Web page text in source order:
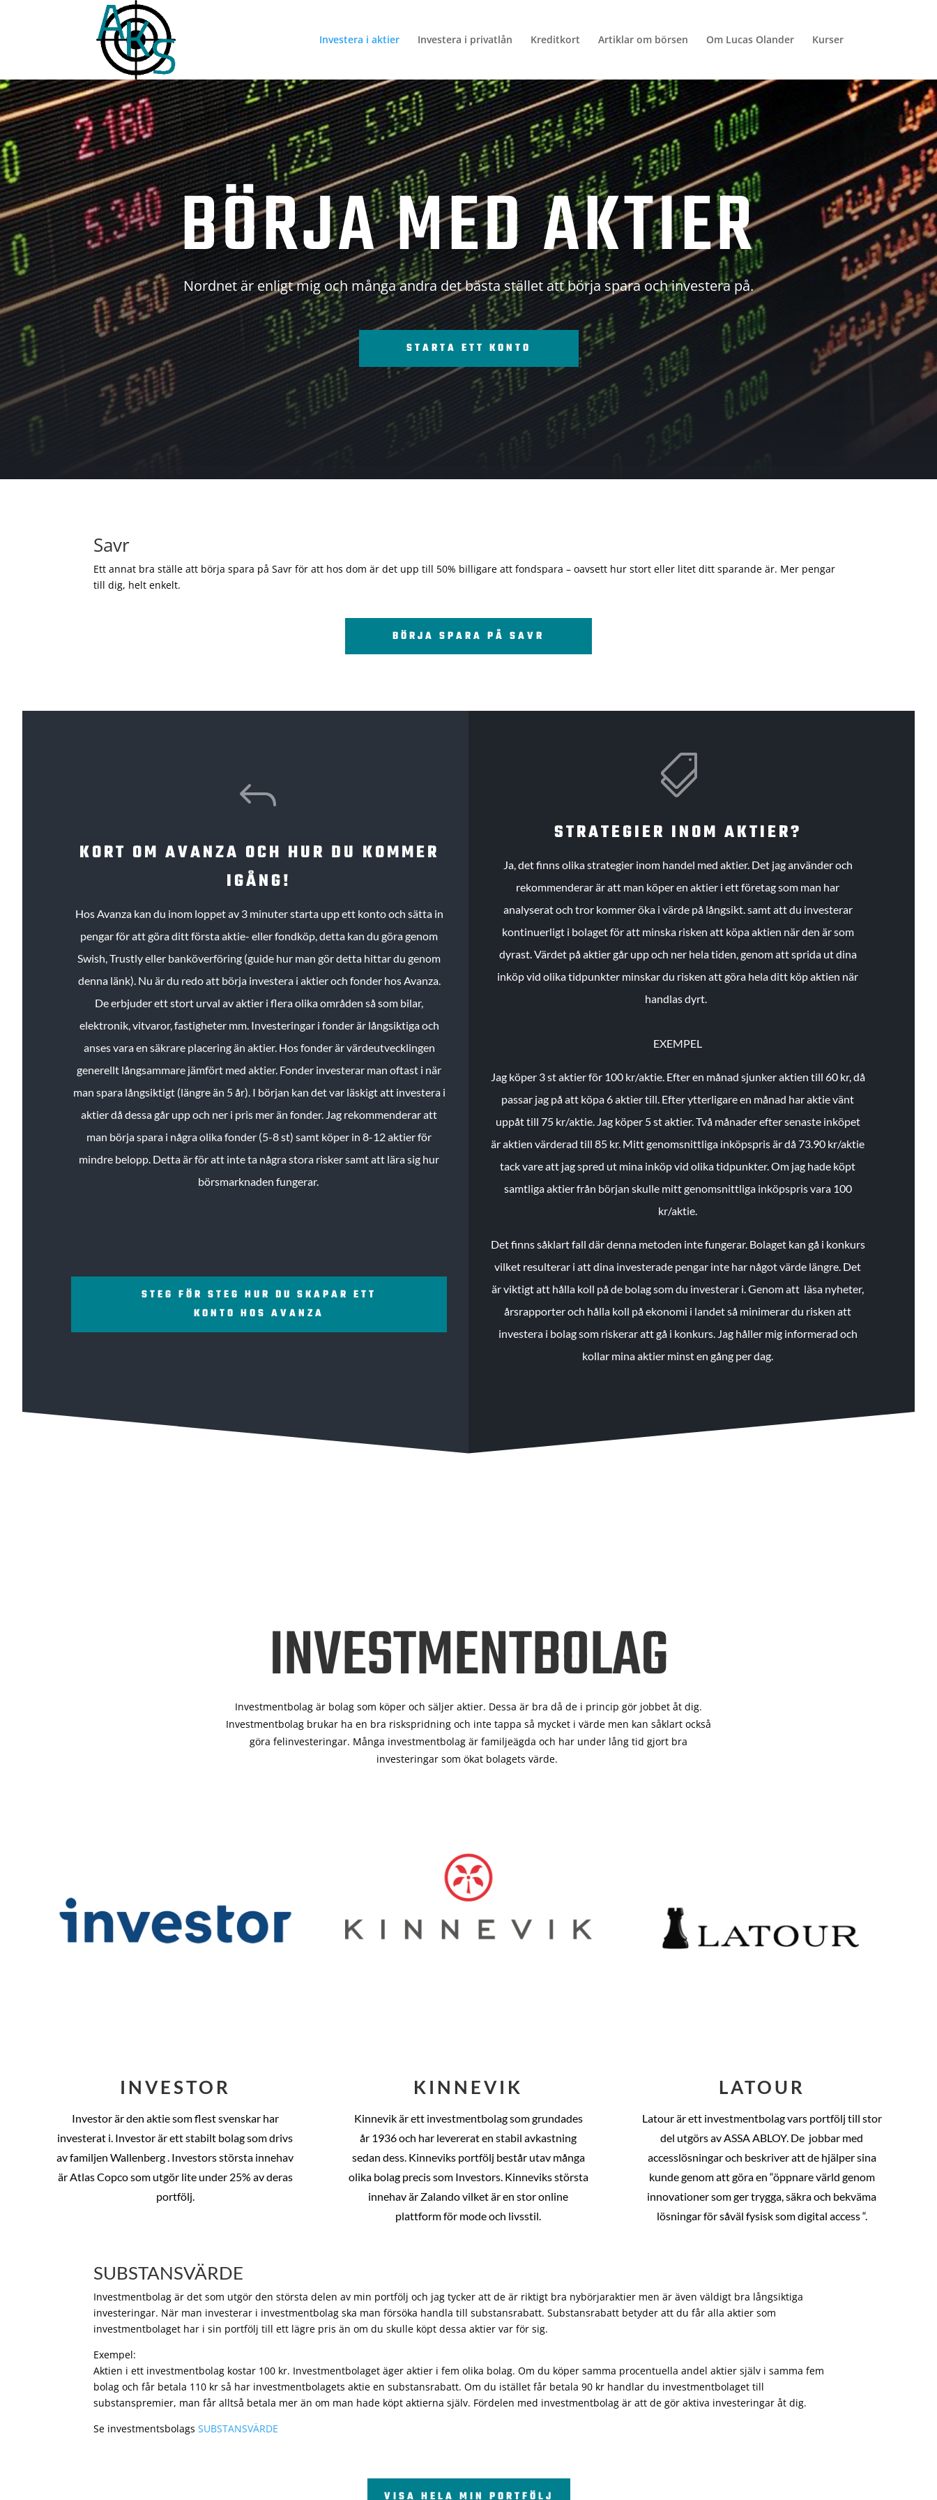
Investera i aktier Investera i privatlån Kreditkort Artiklar om börsen Om Lucas Olander Kurser
BÖRJA MED AKTIER
Nordnet är enligt mig och många andra det bästa stället att börja spara och investera på.
STARTA ETT KONTO
Savr
Ett annat bra ställe att börja spara på Savr för att hos dom är det upp till 50% billigare att fondspara – oavsett hur stort eller litet ditt sparande är. Mer pengar
till dig, helt enkelt.
BÖRJA SPARA PÅ SAVR
J
KORT OM AVANZA OCH HUR DU KOMMER
IGÅNG!
Hos Avanza kan du inom loppet av 3 minuter starta upp ett konto och sätta in
pengar för att göra ditt första aktie- eller fondköp, detta kan du göra genom
Swish, Trustly eller banköverföring (guide hur man gör detta hittar du genom
denna länk). Nu är du redo att börja investera i aktier och fonder hos Avanza.
De erbjuder ett stort urval av aktier i flera olika områden så som bilar,
elektronik, vitvaror, fastigheter mm. Investeringar i fonder är långsiktiga och
anses vara en säkrare placering än aktier. Hos fonder är värdeutvecklingen
generellt långsammare jämfört med aktier. Fonder investerar man oftast i när
man spara långsiktigt (längre än 5 år). I början kan det var läskigt att investera i
aktier då dessa går upp och ner i pris mer än fonder. Jag rekommenderar att
man börja spara i några olika fonder (5-8 st) samt köper in 8-12 aktier för
mindre belopp. Detta är för att inte ta några stora risker samt att lära sig hur
börsmarknaden fungerar.
STEG FÖR STEG HUR DU SKAPAR ETT
KONTO HOS AVANZA

STRATEGIER INOM AKTIER?
Ja, det finns olika strategier inom handel med aktier. Det jag använder och
rekommenderar är att man köper en aktier i ett företag som man har
analyserat och tror kommer öka i värde på långsikt. samt att du investerar
kontinuerligt i bolaget för att minska risken att köpa aktien när den är som
dyrast. Värdet på aktier går upp och ner hela tiden, genom att sprida ut dina
inköp vid olika tidpunkter minskar du risken att göra hela ditt köp aktien när
handlas dyrt.
EXEMPEL
Jag köper 3 st aktier för 100 kr/aktie. Efter en månad sjunker aktien till 60 kr, då
passar jag på att köpa 6 aktier till. Efter ytterligare en månad har aktie vänt
uppåt till 75 kr/aktie. Jag köper 5 st aktier.Två månader efter senaste inköpet
är aktien värderad till 85 kr. Mitt genomsnittliga inköpspris är då 73.90 kr/aktie
tack vare att jag spred ut mina inköp vid olika tidpunkter. Om jag hade köpt
samtliga aktier från början skulle mitt genomsnittliga inköpspris vara 100
kr/aktie.
Det finns såklart fall där denna metoden inte fungerar. Bolaget kan gå i konkurs
vilket resulterar i att dina investerade pengar inte har något värde längre. Det
är viktigt att hålla koll på de bolag som du investerar i. Genom att läsa nyheter,
årsrapporter och hålla koll på ekonomi i landet så minimerar du risken att
investera i bolag som riskerar att gå i konkurs. Jag håller mig informerad och
kollar mina aktier minst en gång per dag.
INVESTMENTBOLAG
Investmentbolag är bolag som köper och säljer aktier. Dessa är bra då de i princip gör jobbet åt dig.
Investmentbolag brukar ha en bra riskspridning och inte tappa så mycket i värde men kan såklart också
göra felinvesteringar. Många investmentbolag är familjeägda och har under lång tid gjort bra
investeringar som ökat bolagets värde.
INVESTOR
Investor är den aktie som flest svenskar har
investerat i. Investor är ett stabilt bolag som drivs
av familjen Wallenberg . Investors största innehav
är Atlas Copco som utgör lite under 25% av deras
portfölj.
KINNEVIK
Kinnevik är ett investmentbolag som grundades
år 1936 och har levererat en stabil avkastning
sedan dess. Kinneviks portfölj består utav många
olika bolag precis som Investors. Kinneviks största
innehav är Zalando vilket är en stor online
plattform för mode och livsstil.
LATOUR
Latour är ett investmentbolag vars portfölj till stor
del utgörs av ASSA ABLOY. De jobbar med
accesslösningar och beskriver att de hjälper sina
kunde genom att göra en “öppnare värld genom
innovationer som ger trygga, säkra och bekväma
lösningar för såväl fysisk som digital access “.
SUBSTANSVÄRDE
Investmentbolag är det som utgör den största delen av min portfölj och jag tycker att de är riktigt bra nybörjaraktier men är även väldigt bra långsiktiga
investeringar. När man investerar i investmentbolag ska man försöka handla till substansrabatt. Substansrabatt betyder att du får alla aktier som
investmentbolaget har i sin portfölj till ett lägre pris än om du skulle köpt dessa aktier var för sig.
Exempel:
Aktien i ett investmentbolag kostar 100 kr. Investmentbolaget äger aktier i fem olika bolag. Om du köper samma procentuella andel aktier själv i samma fem
bolag och får betala 110 kr så har investmentbolagets aktie en substansrabatt. Om du istället får betala 90 kr handlar du investmentbolaget till
substanspremier, man får alltså betala mer än om man hade köpt aktierna själv. Fördelen med investmentbolag är att de gör aktiva investeringar åt dig.
Se investmentsbolagsSUBSTANSVÄRDE
VISA HELA MIN PORTFÖLJ